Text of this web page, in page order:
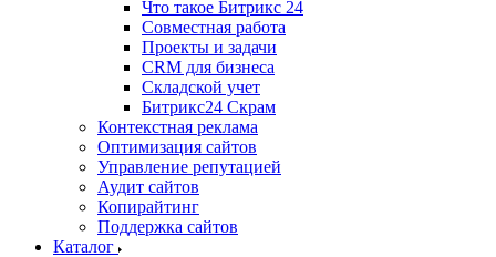
Что такое Битрикс 24
Совместная работа
Проекты и задачи
СRМ для бизнеса
Складской учет
Битрикс24 Скрам
Контекстная реклама
Оптимизация сайтов
Управление репутацией
Аудит сайтов
Копирайтинг
Поддержка сайтов
Каталог